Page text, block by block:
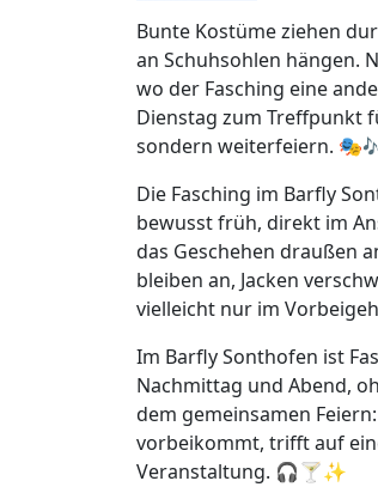
Bunte Kostüme ziehen
an Schuhsohlen hängen.
wo der Fasching eine
Dienstag zum Treffpunkt
sondern weiterfeiern.
Die Fasching im Barfly
bewusst früh, direkt im
das Geschehen draußen
bleiben an, Jacken
vielleicht nur im
Im Barfly Sonthofen ist
Nachmittag und Abend,
dem gemeinsamen
vorbeikommt, trifft auf
Veranstaltung. 🎧🍸✨